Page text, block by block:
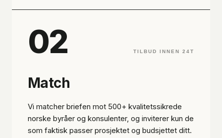
02 TILBUD INNEN 24T
Match
Vi matcher briefen mot 500+ kvalitetssikrede
norske byråer og konsulenter, og inviterer kun de
som faktisk passer prosjektet og budsjettet ditt.